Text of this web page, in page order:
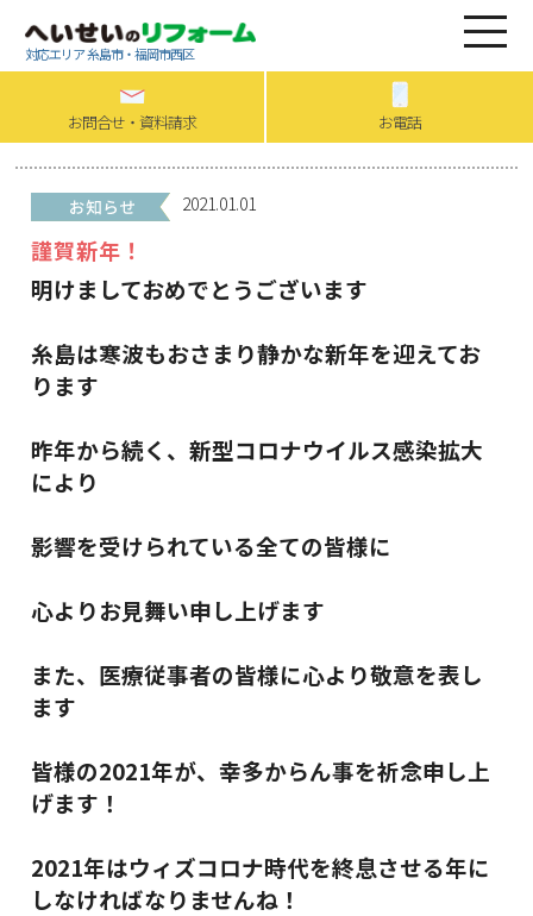
対応エリア 糸島市・福岡市西区
お問合せ・資料請求 お電話
2021.01.01
謹賀新年！
明けましておめでとうございます
糸島は寒波もおさまり静かな新年を迎えてお
ります
昨年から続く、新型コロナウイルス感染拡大
により
影響を受けられている全ての皆様に
心よりお見舞い申し上げます
また、医療従事者の皆様に心より敬意を表し
ます
皆様の2021年が、幸多からん事を祈念申し上
げます！
2021年はウィズコロナ時代を終息させる年に
しなければなりませんね！